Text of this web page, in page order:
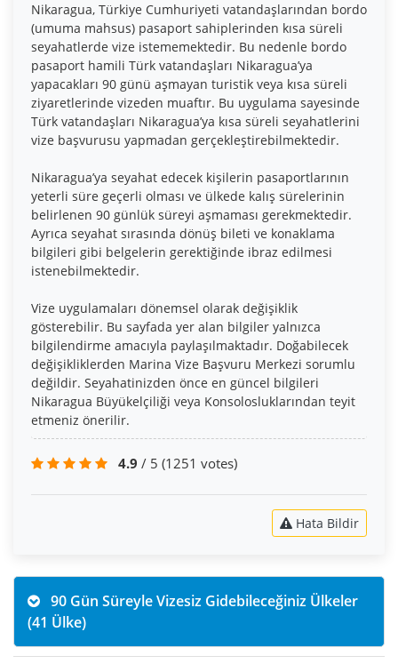
Nikaragua, Türkiye Cumhuriyeti vatandaşlarından bordo
(umuma mahsus) pasaport sahiplerinden kısa süreli
seyahatlerde vize istememektedir. Bu nedenle bordo
pasaport hamili Türk vatandaşları Nikaragua’ya
yapacakları 90 günü aşmayan turistik veya kısa süreli
ziyaretlerinde vizeden muaftır. Bu uygulama sayesinde
Türk vatandaşları Nikaragua’ya kısa süreli seyahatlerini
vize başvurusu yapmadan gerçekleştirebilmektedir.
Nikaragua’ya seyahat edecek kişilerin pasaportlarının
yeterli süre geçerli olması ve ülkede kalış sürelerinin
belirlenen 90 günlük süreyi aşmaması gerekmektedir.
Ayrıca seyahat sırasında dönüş bileti ve konaklama
bilgileri gibi belgelerin gerektiğinde ibraz edilmesi
istenebilmektedir.
Vize uygulamaları dönemsel olarak değişiklik
gösterebilir. Bu sayfada yer alan bilgiler yalnızca
bilgilendirme amacıyla paylaşılmaktadır. Doğabilecek
değişikliklerden Marina Vize Başvuru Merkezi sorumlu
değildir. Seyahatinizden önce en güncel bilgileri
Nikaragua Büyükelçiliği veya Konsolosluklarından teyit
etmeniz önerilir.
4.9 / 5 (1251 votes)
Hata Bildir
(41 Ülke)